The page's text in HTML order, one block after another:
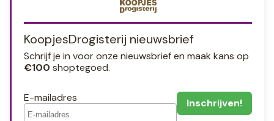
KoopjesDrogisterij nieuwsbrief
Schrijf je in voor onze nieuwsbrief en maak kans op
€100 shoptegoed.
E-mailadres